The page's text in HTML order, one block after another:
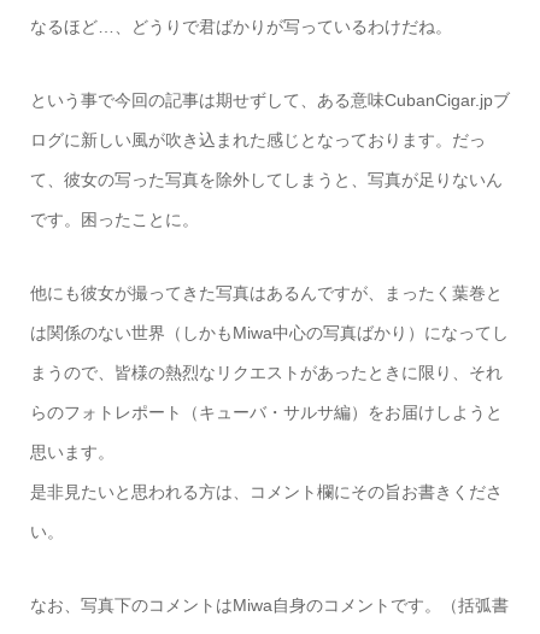
なるほど…、どうりで君ばかりが写っているわけだね。
という事で今回の記事は期せずして、ある意味CubanCigar.jpブ
ログに新しい風が吹き込まれた感じとなっております。だっ
て、彼女の写った写真を除外してしまうと、写真が足りないん
です。困ったことに。
他にも彼女が撮ってきた写真はあるんですが、まったく葉巻と
は関係のない世界（しかもMiwa中心の写真ばかり）になってし
まうので、皆様の熱烈なリクエストがあったときに限り、それ
らのフォトレポート（キューバ・サルサ編）をお届けしようと
思います。
是非見たいと思われる方は、コメント欄にその旨お書きくださ
い。
なお、写真下のコメントはMiwa自身のコメントです。（括弧書